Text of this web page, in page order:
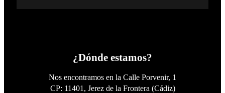
¿Dónde estamos?
Nos encontramos en la Calle Porvenir, 1
CP: 11401, Jerez de la Frontera (Cádiz)